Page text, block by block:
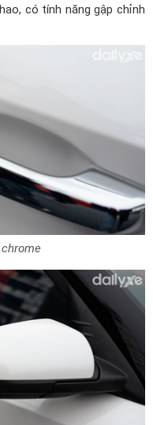
có tính năng gập chỉnh